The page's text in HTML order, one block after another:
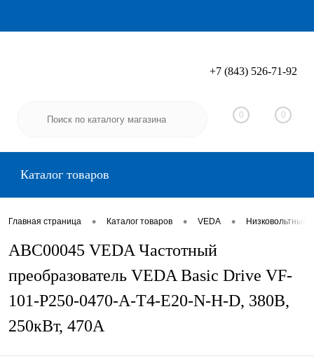
Вход Регистрация
+7 (843) 526-71-92
0 0
Каталог товаров
Главная страница • Каталог товаров • VEDA •
ABC00045 VEDA Частотный
преобразователь VEDA Basic Drive VF-
101-P250-0470-A-T4-E20-N-H-D, 380В,
250кВт, 470А